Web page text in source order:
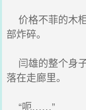
价格不菲的木
部炸碎。
闫雄的整个身
落在走廊里。
“呃……”